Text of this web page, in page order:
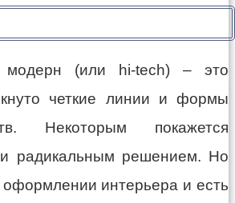
модерн (или hi-tech) – это
четкие линии и формы
Некоторым покажется
радикальным решением. Но
интерьера и есть